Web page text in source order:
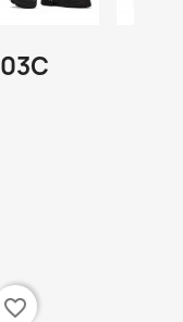
favorite_border